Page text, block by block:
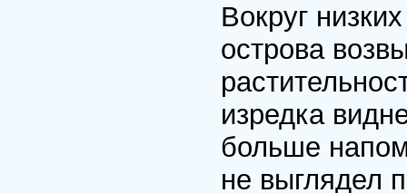
Вокруг
острова
изредка
больше
не выглядел